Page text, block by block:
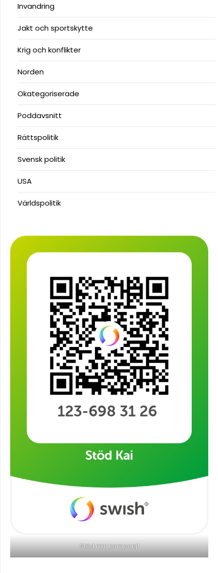
Invandring
Jakt och sportskytte
Krig och konflikter
Norden
Okategoriserade
Poddavsnitt
Rättspolitik
Svensk politik
USA
Världspolitik
Stöd min kampanj!